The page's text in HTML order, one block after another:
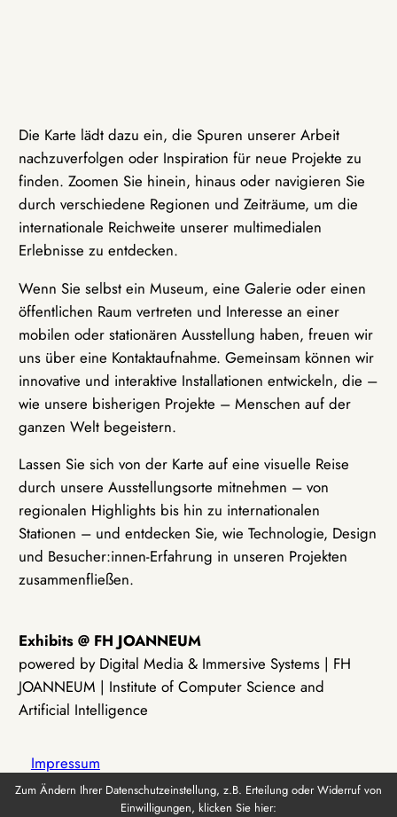
Die Karte lädt dazu ein, die Spuren unserer Arbeit
nachzuverfolgen oder Inspiration für neue Projekte zu
finden. Zoomen Sie hinein, hinaus oder navigieren Sie
durch verschiedene Regionen und Zeiträume, um die
internationale Reichweite unserer multimedialen
Erlebnisse zu entdecken.
Wenn Sie selbst ein Museum, eine Galerie oder einen
öffentlichen Raum vertreten und Interesse an einer
mobilen oder stationären Ausstellung haben, freuen wir
uns über eine Kontaktaufnahme. Gemeinsam können wir
innovative und interaktive Installationen entwickeln, die –
wie unsere bisherigen Projekte – Menschen auf der
ganzen Welt begeistern.
Lassen Sie sich von der Karte auf eine visuelle Reise
durch unsere Ausstellungsorte mitnehmen – von
regionalen Highlights bis hin zu internationalen
Stationen – und entdecken Sie, wie Technologie, Design
und Besucher:innen-Erfahrung in unseren Projekten
zusammenfließen.
Exhibits @ FH JOANNEUM
powered by Digital Media & Immersive Systems | FH
JOANNEUM | Institute of Computer Science and
Artificial Intelligence
Impressum
Zum Ändern Ihrer Datenschutzeinstellung, z.B. Erteilung oder Widerruf von
Einwilligungen, klicken Sie hier: